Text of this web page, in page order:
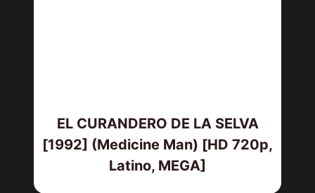
EL CURANDERO DE LA SELVA
[1992] (Medicine Man) [HD 720p,
Latino, MEGA]